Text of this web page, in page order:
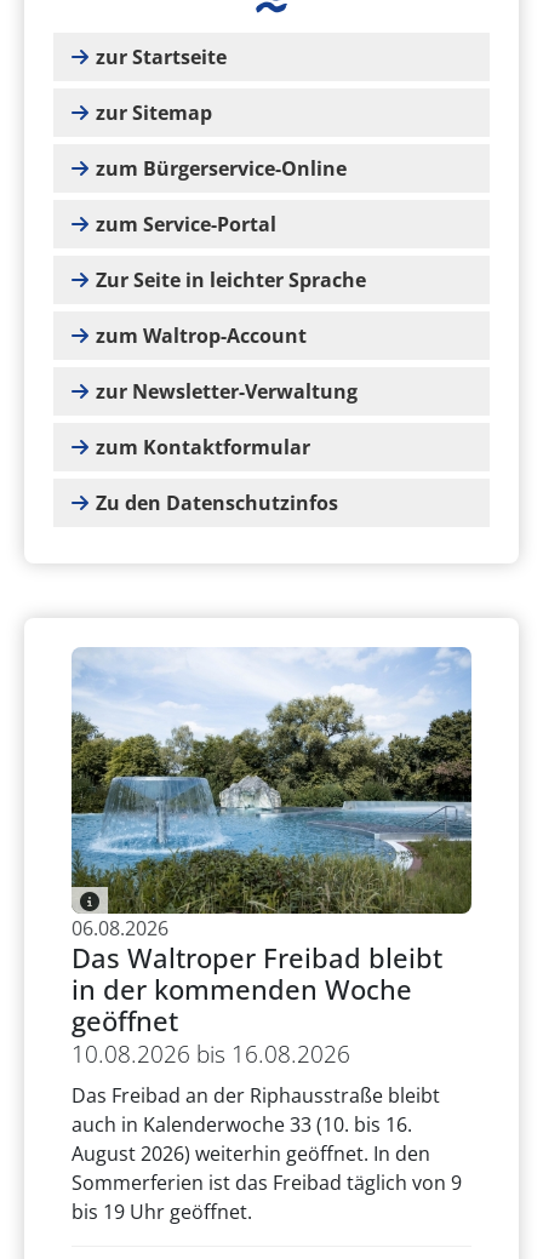
zur Startseite
zur Sitemap
zum Bürgerservice-Online
zum Service-Portal
Zur Seite in leichter Sprache
zum Waltrop-Account
zur Newsletter-Verwaltung
zum Kontaktformular
Zu den Datenschutzinfos
06.08.2026
Das Waltroper Freibad bleibt
in der kommenden Woche
geöffnet
10.08.2026 bis 16.08.2026
Das Freibad an der Riphausstraße bleibt
auch in Kalenderwoche 33 (10. bis 16.
August 2026) weiterhin geöffnet. In den
Sommerferien ist das Freibad täglich von 9
bis 19 Uhr geöffnet.